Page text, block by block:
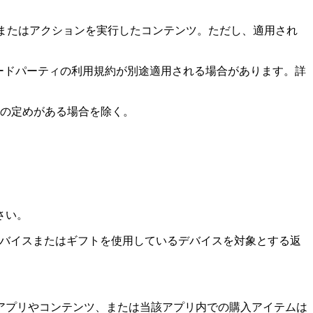
たはアクションを実行したコンテンツ。ただし、適用され
パーティの利用規約が別途適用される場合があります。詳
定めがある場合を除く。
。
イスまたはギフトを使用しているデバイスを対象とする返
リやコンテンツ、または当該アプリ内での購入アイテムは